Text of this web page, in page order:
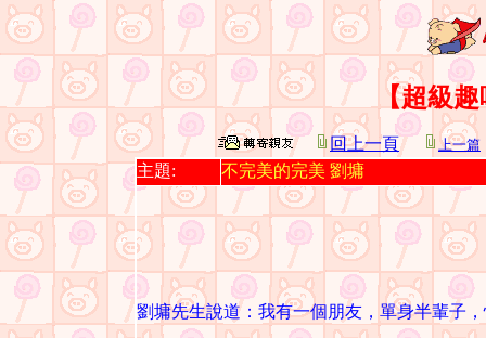
【超級
回上一頁 上一篇
主題: 不完美的完美 劉墉
劉墉先生說道：我有一個朋友，單身半輩子